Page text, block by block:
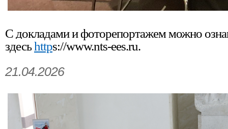
С докладами и фоторепортажем можно
здесьhttps://www.nts-ees.ru.
21.04.2026